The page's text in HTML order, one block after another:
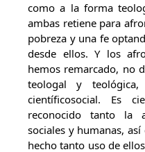
como a la forma
ambas retiene para
pobreza y una fe
desde ellos. Y los
hemos remarcado, no
teologal y
científicosocial. Es
reconocido tanto la
sociales y humanas,
hecho tanto uso de